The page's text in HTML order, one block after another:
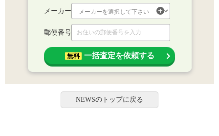
メーカー
郵便番号
無料 一括査定を依頼する
NEWSのトップに戻る